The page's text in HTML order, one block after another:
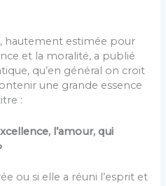
hautement estimée pour
et la moralité, a publié
qu’en général on croit
une grande essence
:
l’amour, qui
ou si elle a réuni l’esprit et